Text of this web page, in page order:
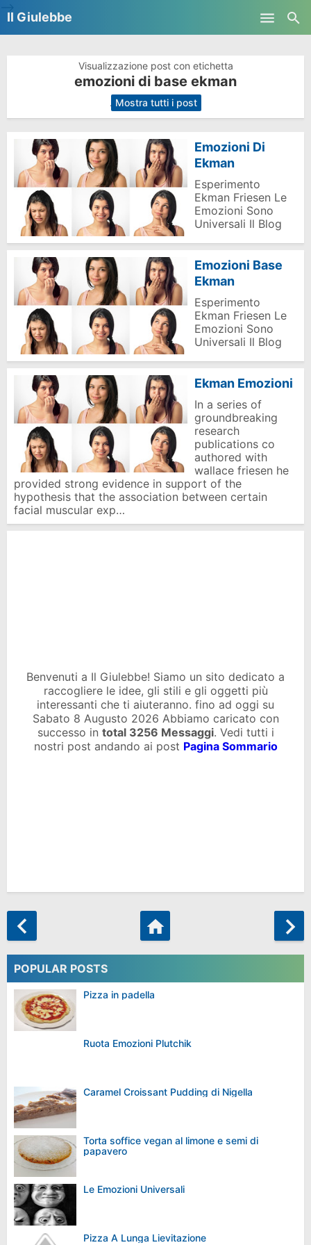
Il Giulebbe
Visualizzazione post con etichetta
emozioni di base ekman
. Mostra tutti i post
Emozioni Di
Ekman
Esperimento
Ekman Friesen Le
Emozioni Sono
Universali Il Blog
Emozioni Base
Ekman
Esperimento
Ekman Friesen Le
Emozioni Sono
Universali Il Blog
Ekman Emozioni
In a series of
groundbreaking
research
publications co
authored with
wallace friesen he
provided strong evidence in support of the
hypothesis that the association between certain
facial muscular exp…
Benvenuti a Il Giulebbe! Siamo un sito dedicato a
raccogliere le idee, gli stili e gli oggetti più
interessanti che ti aiuteranno. fino ad oggi su
Sabato 8 Augusto 2026 Abbiamo caricato con
successo in total 3256 Messaggi. Vedi tutti i
nostri post andando ai post Pagina Sommario
POPULAR POSTS
Pizza in padella
Ruota Emozioni Plutchik
Caramel Croissant Pudding di Nigella
Torta soffice vegan al limone e semi di
papavero
Le Emozioni Universali
Pizza A Lunga Lievitazione